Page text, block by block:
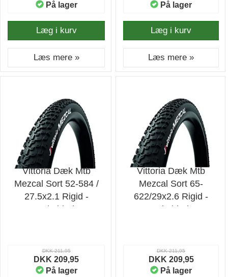
På lager
Læg i kurv
Læs mere »
På lager
Læg i kurv
Læs mere »
Vittoria Dæk Mtb
Mezcal Sort 52-584 /
27.5x2.1 Rigid -
Cykeldæk
DKK 211,95
DKK 209,95
På lager
Vittoria Dæk Mtb
Mezcal Sort 65-
622/29x2.6 Rigid -
Cykeldæk
DKK 211,95
DKK 209,95
På lager